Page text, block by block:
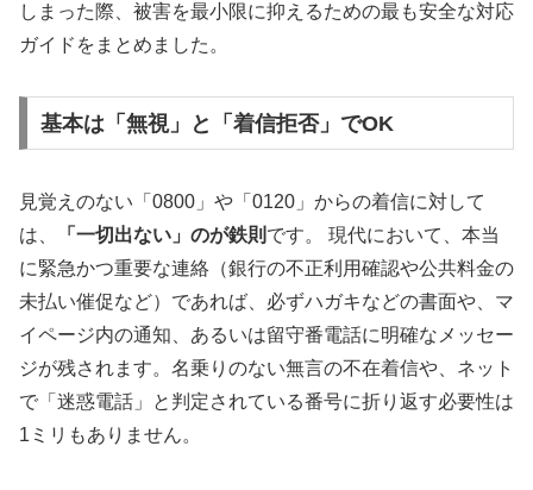
しまった際、被害を最小限に抑えるための最も安全な対応
ガイドをまとめました。
基本は「無視」と「着信拒否」でOK
見覚えのない「0800」や「0120」からの着信に対して
は、
「一切出ない」のが鉄則 です。 現代において、本当
に緊急かつ重要な連絡（銀行の不正利用確認や公共料金の
未払い催促など）であれば、必ずハガキなどの書面や、マ
イページ内の通知、あるいは留守番電話に明確なメッセー
ジが残されます。名乗りのない無言の不在着信や、ネット
で「迷惑電話」と判定されている番号に折り返す必要性は
1ミリもありません。